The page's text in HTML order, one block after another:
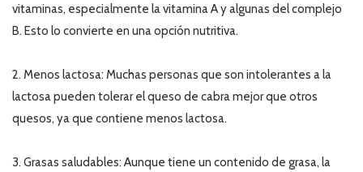
vitaminas, especialmente la vitamina A y algunas del complejo
B. Esto lo convierte en una opción nutritiva.
2. Menos lactosa: Muchas personas que son intolerantes a la
lactosa pueden tolerar el queso de cabra mejor que otros
quesos, ya que contiene menos lactosa.
3. Grasas saludables: Aunque tiene un contenido de grasa, la